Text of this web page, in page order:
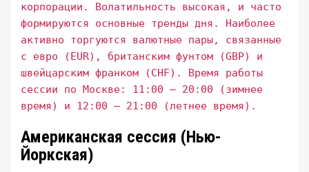
корпорации. Волатильность высокая, и часто
формируются основные тренды дня. Наиболее
активно торгуются валютные пары, связанные
с евро (EUR), британским фунтом (GBP) и
швейцарским франком (CHF). Время работы
сессии по Москве: 11:00 – 20:00 (зимнее
время) и 12:00 – 21:00 (летнее время).
Американская сессия (Нью-
Йоркская)